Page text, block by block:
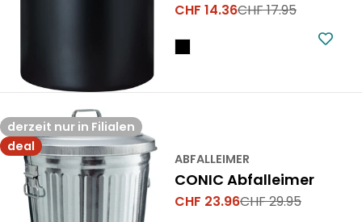
Verkaufspreis
CHF 14.36
RegulärerCHF 17.95
derzeit nur in Filialen
deal
ABFALLEIMER
CONIC Abfalleimer
Verkaufspreis
CHF 23.96
RegulärerCHF 29.95